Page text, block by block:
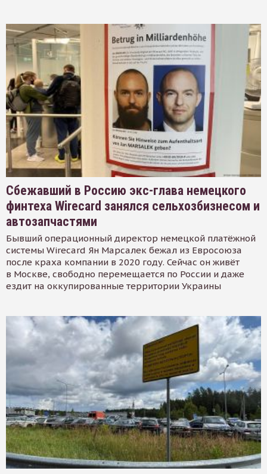
Сбежавший в Россию экс-глава немецкого
финтеха Wirecard занялся сельхозбизнесом и
автозапчастями
Бывший операционный директор немецкой платёжной
системы Wirecard Ян Марсалек бежал из Евросоюза
после краха компании в 2020 году. Сейчас он живёт
в Москве, свободно перемещается по России и даже
ездит на оккупированные территории Украины